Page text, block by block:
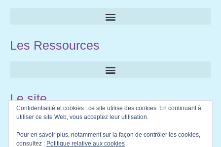
Les Ressources
Le site
Confidentialité et cookies : ce site utilise des cookies. En continuant à
utiliser ce site Web, vous acceptez leur utilisation.
Pour en savoir plus, notamment sur la façon de contrôler les cookies,
consultez : Politique relative aux cookies